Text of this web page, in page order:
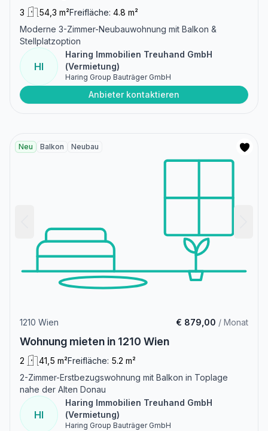
3 54,3 m²Freifläche: 4.8 m²
Moderne 3-Zimmer-Neubauwohnung mit Balkon &
Stellplatzoption
HI
Haring Immobilien Treuhand GmbH
(Vermietung)
Haring Group Bauträger GmbH
Anbieter kontaktieren
Neu Balkon Neubau
1210 Wien € 879,00 / Monat
Wohnung mieten in 1210 Wien
2 41,5 m²Freifläche: 5.2 m²
2-Zimmer-Erstbezugswohnung mit Balkon in Toplage
nahe der Alten Donau
HI
Haring Immobilien Treuhand GmbH
(Vermietung)
Haring Group Bauträger GmbH